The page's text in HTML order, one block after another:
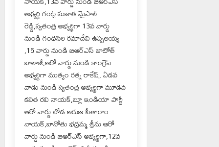
అభ్యర్థి గంట్ల సుజాత మైపాల్
రెడ్డి,స్వతంత్ర అభ్యర్థిగా 13వ వార్డు
నుండి గంధసిరి రమాదేవి ఉప్పలయ్య
,15 వార్డు నుండి బిఆర్ఎస్ జాటోత్
బాలాజీ,ఆరో వార్డు నుండి కాంగ్రెస్
అభ్యర్థిగా ముత్యం రత్న రాకేష్, ఏడవ
వాడు నుండి స్వతంత్ర అభ్యర్థిగా మూడవ
కవిత రవి నాయక్,బ్లూ ఇండియా పార్టీ
ఆరో వార్డు బోడ అరుణ సీతారాం
నాయక్,బానోతు భద్రమ్మ శ్రీను ఆరో
వార్డు నుండి బిఆర్ఎస్ అభ్యర్థిగా,12వ